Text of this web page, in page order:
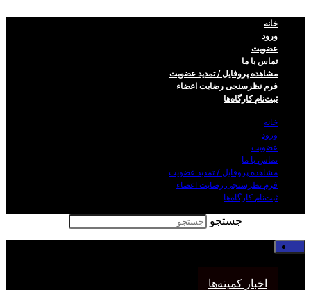
خانه
ورود
عضویت
تماس با ما
مشاهده پروفایل / تمدید عضویت
فرم نظر‌سنجی رضایت اعضاء
ثبت‌نام کارگاه‌ها
خانه
ورود
عضویت
تماس با ما
مشاهده پروفایل / تمدید عضویت
فرم نظر‌سنجی رضایت اعضاء
ثبت‌نام کارگاه‌ها
جستجو
اخبار کمیته‌ها